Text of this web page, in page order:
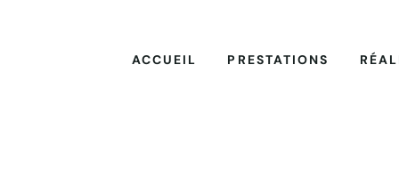
ACCUEIL PRESTATIONS